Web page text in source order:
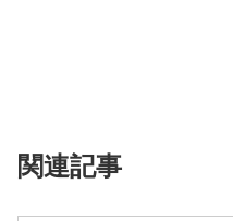
関連記事